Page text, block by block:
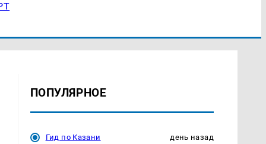
ПОПУЛЯРНОЕ
Гид по Казани день назад